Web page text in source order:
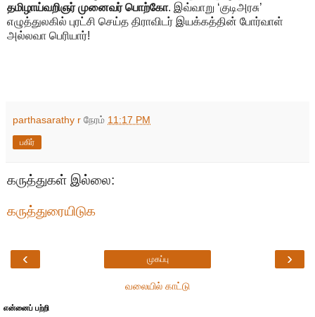
தமிழாய்வறிஞர் முனைவர் பொற்கோ. இவ்வாறு ‘குடிஅரசு’
எழுத்துலகில் புரட்சி செய்த திராவிடர் இயக்கத்தின் போர்வாள்
அல்லவா பெரியார்!
parthasarathy r நேரம் 11:17 PM
பகிர்
கருத்துகள் இல்லை:
கருத்துரையிடுக
‹ ›
முகப்பு
வலையில் காட்டு
என்னைப் பற்றி